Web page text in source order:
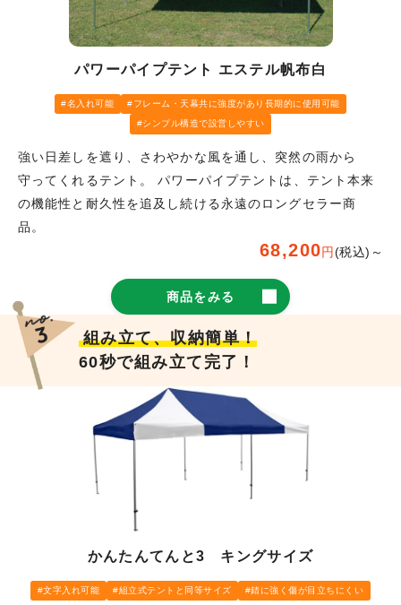
パワーパイプテント エステル帆布白
名入れ可能 フレーム・天幕共に強度があり長期的に使用可能
シンプル構造で設営しやすい
強い日差しを遮り、さわやかな風を通し、突然の雨から
守ってくれるテント。 パワーパイプテントは、テント本来
の機能性と耐久性を追及し続ける永遠のロングセラー商
品。
68,200円(税込)～
商品をみる
組み立て、収納簡単！
60秒で組み立て完了！
かんたんてんと3 キングサイズ
文字入れ可能 組立式テントと同等サイズ 錆に強く傷が目立ちにくい